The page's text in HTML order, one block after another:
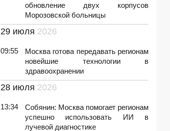
обновление двух корпусов
Морозовской больницы
29 июля 2026
09:55
Москва готова передавать регионам
новейшие технологии в
здравоохранении
28 июля 2026
13:34
Собянин: Москва помогает регионам
успешно использовать ИИ в
лучевой диагностике